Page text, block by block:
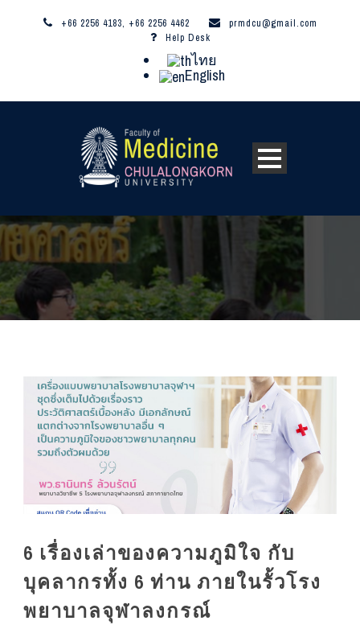
+66 2256 4183, +66 2256 4462
prmdcu@gmail.com
Help Desk
ไทย
English
6 เรื่องเล่าของความภูมิใจ กับ
บุคลากรทั้ง 6 ท่าน ภายในรั้วโรง
พยาบาลจุฬาลงกรณ์